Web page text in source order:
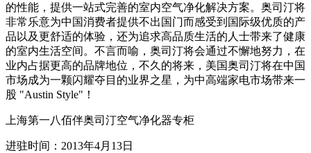
的性能，提供一站式完善的室内空气净化解决方案。奥司汀将
非常乐意为中国消费者提供不出国门而感受到国际级优质的产
品以及更舒适的体验，还为追求高品质生活的人士带来了健康
的室内生活空间。不言而喻，奥司汀将会通过不懈地努力，在
业内占据更高的品牌地位，不久的将来，美国奥司汀将在中国
市场成为一颗闪耀夺目的业界之星，为中高端家电市场带来一
股 "Austin Style"！
上海第一八佰伴奥司汀空气净化器专柜
进驻时间：2013年4月13日